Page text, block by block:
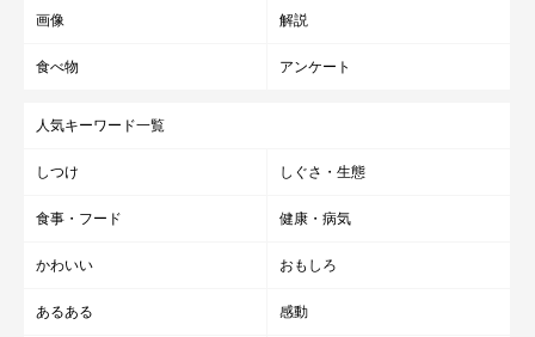
画像 解説
食べ物 アンケート
人気キーワード一覧
しつけ しぐさ・生態
食事・フード 健康・病気
かわいい おもしろ
あるある 感動